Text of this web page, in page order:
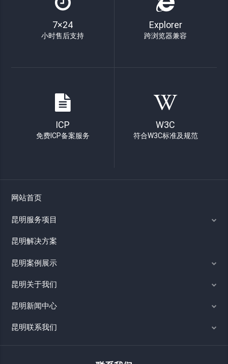
7×24
小时售后支持
Explorer
跨浏览器兼容
ICP
免费ICP备案服务
W3C
符合W3C标准及规范
网站首页
昆明服务项目
昆明解决方案
昆明案例展示
昆明关于我们
昆明新闻中心
昆明联系我们